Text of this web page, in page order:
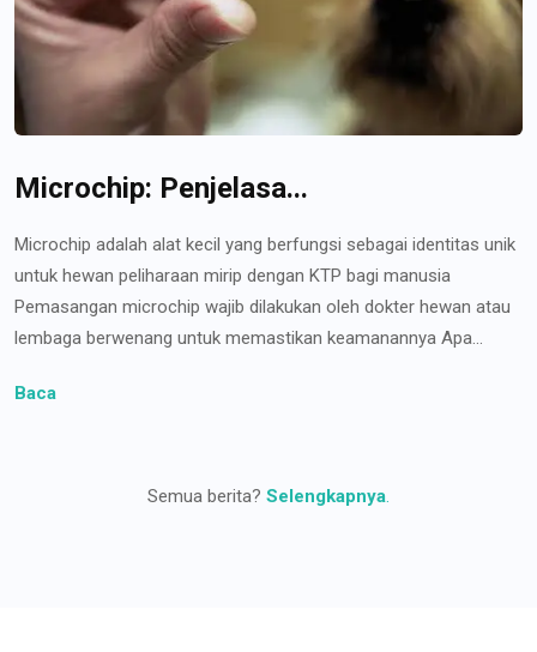
Microchip: Penjelasa...
Microchip adalah alat kecil yang berfungsi sebagai identitas unik
untuk hewan peliharaan mirip dengan KTP bagi manusia
Pemasangan microchip wajib dilakukan oleh dokter hewan atau
lembaga berwenang untuk memastikan keamanannya Apa...
Baca
Semua berita? Selengkapnya